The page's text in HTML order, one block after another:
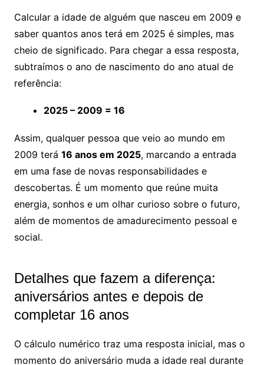
Calcular a idade de alguém que nasceu em 2009 e
saber quantos anos terá em 2025 é simples, mas
cheio de significado. Para chegar a essa resposta,
subtraímos o ano de nascimento do ano atual de
referência:
2025 – 2009 = 16
Assim, qualquer pessoa que veio ao mundo em
2009 terá 16 anos em 2025, marcando a entrada
em uma fase de novas responsabilidades e
descobertas. É um momento que reúne muita
energia, sonhos e um olhar curioso sobre o futuro,
além de momentos de amadurecimento pessoal e
social.
Detalhes que fazem a diferença:
aniversários antes e depois de
completar 16 anos
O cálculo numérico traz uma resposta inicial, mas o
momento do aniversário muda a idade real durante